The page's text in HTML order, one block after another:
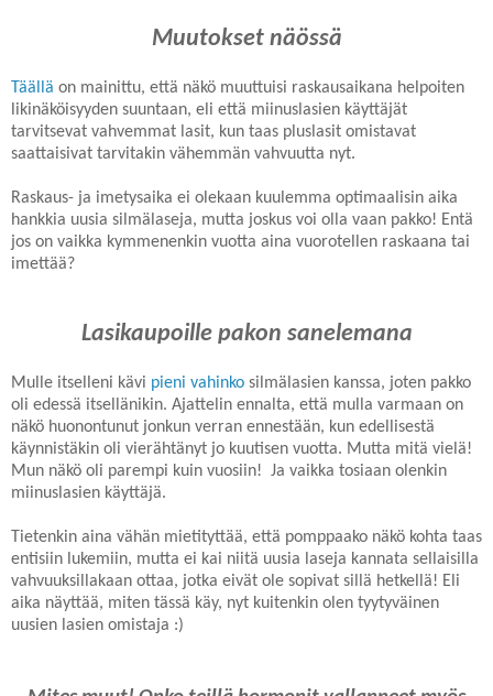
Muutokset näössä
Täällä on mainittu, että näkö muuttuisi raskausaikana helpoiten
likinäköisyyden suuntaan, eli että miinuslasien käyttäjät
tarvitsevat vahvemmat lasit, kun taas pluslasit omistavat
saattaisivat tarvitakin vähemmän vahvuutta nyt.
Raskaus- ja imetysaika ei olekaan kuulemma optimaalisin aika
hankkia uusia silmälaseja, mutta joskus voi olla vaan pakko! Entä
jos on vaikka kymmenenkin vuotta aina vuorotellen raskaana tai
imettää?
Lasikaupoille pakon sanelemana
Mulle itselleni kävi pieni vahinko silmälasien kanssa, joten pakko
oli edessä itsellänikin. Ajattelin ennalta, että mulla varmaan on
näkö huonontunut jonkun verran ennestään, kun edellisestä
käynnistäkin oli vierähtänyt jo kuutisen vuotta. Mutta mitä vielä!
Mun näkö oli parempi kuin vuosiin! Ja vaikka tosiaan olenkin
miinuslasien käyttäjä.
Tietenkin aina vähän mietityttää, että pomppaako näkö kohta taas
entisiin lukemiin, mutta ei kai niitä uusia laseja kannata sellaisilla
vahvuuksillakaan ottaa, jotka eivät ole sopivat sillä hetkellä! Eli
aika näyttää, miten tässä käy, nyt kuitenkin olen tyytyväinen
uusien lasien omistaja :)